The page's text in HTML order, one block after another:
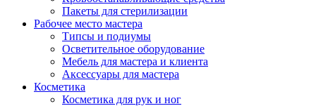
Пакеты для стерилизации
Рабочее место мастера
Типсы и подиумы
Осветительное оборудование
Мебель для мастера и клиента
Аксессуары для мастера
Косметика
Косметика для рук и ног